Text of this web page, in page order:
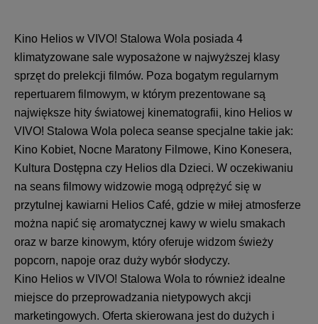
Kino Helios w VIVO! Stalowa Wola posiada 4
klimatyzowane sale wyposażone w najwyższej klasy
sprzęt do prelekcji filmów. Poza bogatym regularnym
repertuarem filmowym, w którym prezentowane są
największe hity światowej kinematografii, kino Helios w
VIVO! Stalowa Wola poleca seanse specjalne takie jak:
Kino Kobiet, Nocne Maratony Filmowe, Kino Konesera,
Kultura Dostępna czy Helios dla Dzieci. W oczekiwaniu
na seans filmowy widzowie mogą odprężyć się w
przytulnej kawiarni Helios Café, gdzie w miłej atmosferze
można napić się aromatycznej kawy w wielu smakach
oraz w barze kinowym, który oferuje widzom świeży
popcorn, napoje oraz duży wybór słodyczy.
Kino Helios w VIVO! Stalowa Wola to również idealne
miejsce do przeprowadzania nietypowych akcji
marketingowych. Oferta skierowana jest do dużych i